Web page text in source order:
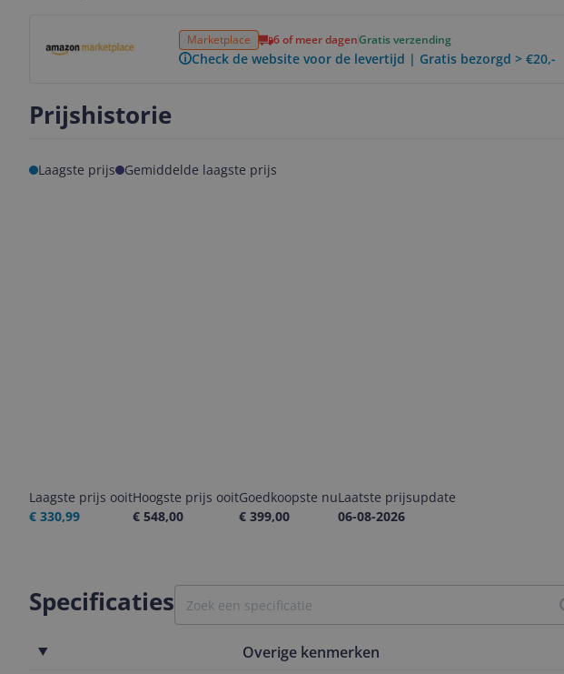
Marketplace 6 of meer dagenGratis verzending
Check de website voor de levertijd | Gratis bezorgd > €20,-
Prijshistorie
Laagste prijs Gemiddelde laagste prijs
Laagste prijs ooit
€ 330,99
Hoogste prijs ooit
€ 548,00
Goedkoopste nu
€ 399,00
Laatste prijsupdate
06-08-2026
Specificaties
Overige kenmerken